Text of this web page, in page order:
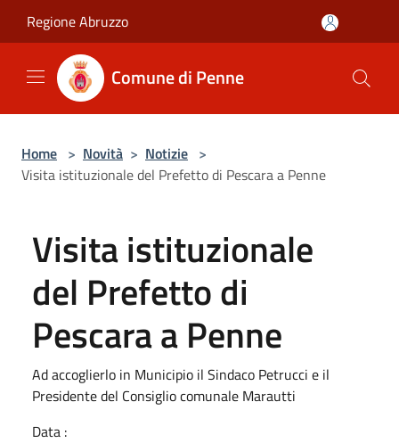
Regione Abruzzo
Comune di Penne
Home > Novità > Notizie >
Visita istituzionale del Prefetto di Pescara a Penne
Visita istituzionale
del Prefetto di
Pescara a Penne
Ad accoglierlo in Municipio il Sindaco Petrucci e il
Presidente del Consiglio comunale Marautti
Data :